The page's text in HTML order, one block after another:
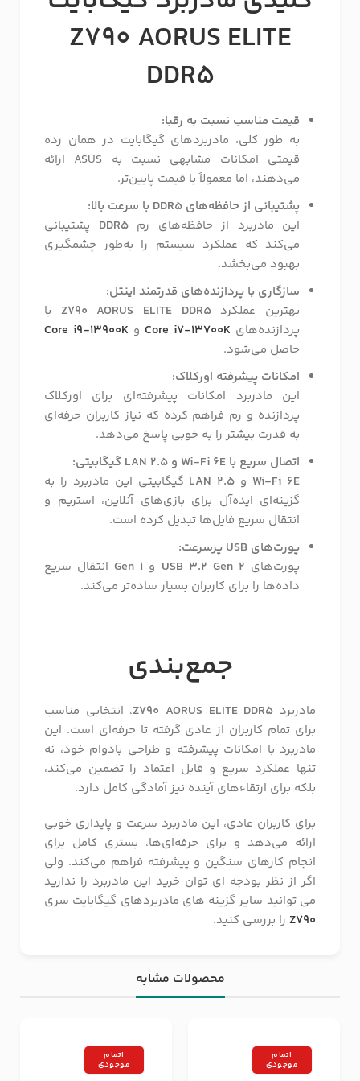
Z790 AORUS ELITE
DDR5
قیمت مناسب نسبت به رقبا:
به طور کلی، مادربردهای گیگابایت در همان رده
قیمتی امکانات مشابهی نسبت به ASUS ارائه
می‌دهند، اما معمولاً با قیمت پایین‌تر.
پشتیبانی از حافظه‌های DDR5 با سرعت بالا:
این مادربرد از حافظه‌های رمDDR5 پشتیبانی
می‌کند که عملکرد سیستم را به‌طور چشمگیری
بهبود می‌بخشد.
سازگاری با پردازنده‌های قدرتمند اینتل:
بهترین عملکردZ790 AORUS ELITE DDR5 با
پردازنده‌های Core i7-13700K و Core i9-13900K
حاصل می‌شود.
امکانات پیشرفته اورکلاک:
این مادربرد امکانات پیشرفته‌ای برای اورکلاک
پردازنده و رم فراهم کرده که نیاز کاربران حرفه‌ای
به قدرت بیشتر را به خوبی پاسخ می‌دهد.
اتصال سریع با Wi-Fi 6E و LAN 2.5 گیگابیتی:
Wi-Fi 6E و LAN 2.5 گیگابیتی این مادربرد را به
گزینه‌ای ایده‌آل برای بازی‌های آنلاین، استریم و
انتقال سریع فایل‌ها تبدیل کرده است.
پورت‌های USB پرسرعت:
پورت‌های USB 3.2 Gen 2 و
انتقال سریع
داده‌ها را برای کاربران بسیار ساده‌تر می‌کند.
جمع‌بندی
مادربرد Z790 AORUS ELITE DDR5، انتخابی مناسب
برای تمام کاربران از عادی گرفته تا حرفه‌ای است. این
مادربرد با امکانات پیشرفته و طراحی بادوام خود، نه
تنها عملکرد سریع و قابل اعتماد را تضمین می‌کند،
بلکه برای ارتقاءهای آینده نیز آمادگی کامل دارد.
برای کاربران عادی، این مادربرد سرعت و پایداری خوبی
ارائه می‌دهد و برای حرفه‌ای‌ها، بستری کامل برای
انجام کارهای سنگین و پیشرفته فراهم می‌کند. ولی
اگر از نظر بودجه ای توان خرید این مادربرد را ندارید
می توانید سایر گزینه های مادربردهای گیگابایت سری
Z790 را بررسی کنید.
محصولات مشابه
اتمام
موجودی
اتمام
موجودی